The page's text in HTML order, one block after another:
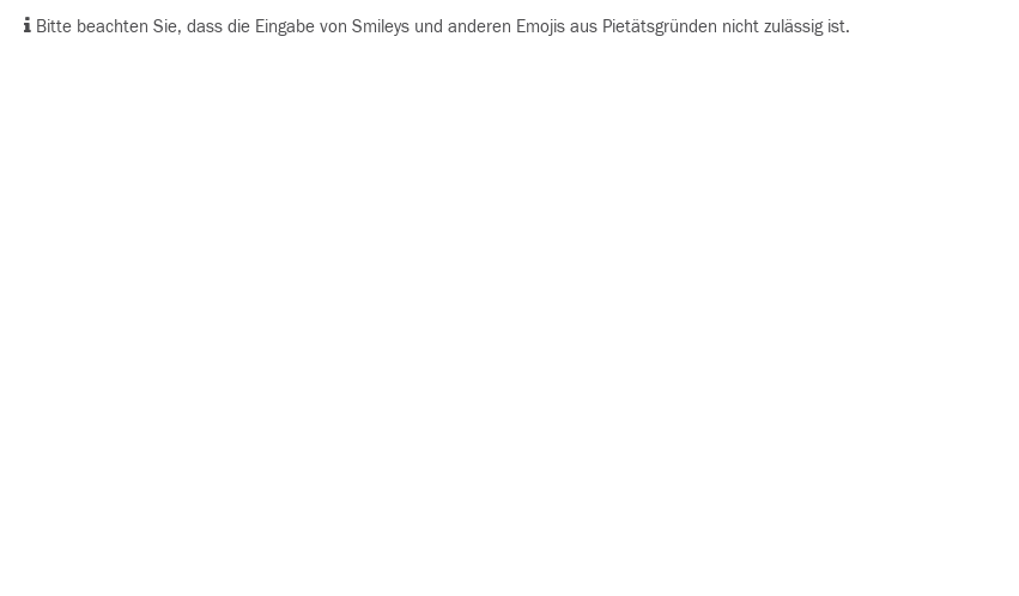
Bitte beachten Sie, dass die Eingabe von Smileys und anderen Emojis aus Pietätsgründen nicht zulässig ist.